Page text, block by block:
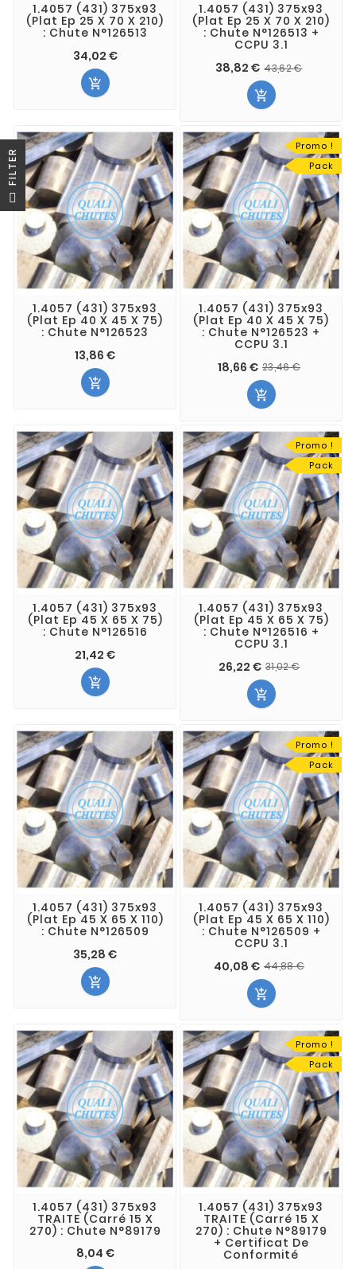
1.4057 (431) 375x93
(Plat Ep 25 X 70 X 210)
: Chute N°126513
34,02 €

1.4057 (431) 375x93
(Plat Ep 25 X 70 X 210)
: Chute N°126513 +
CCPU 3.1
38,82 € 43,62 €

1.4057 (431) 375x93
(Plat Ep 40 X 45 X 75)
: Chute N°126523
13,86 €

Promo !
Pack
1.4057 (431) 375x93
(Plat Ep 40 X 45 X 75)
: Chute N°126523 +
CCPU 3.1
18,66 € 23,46 €

1.4057 (431) 375x93
(Plat Ep 45 X 65 X 75)
: Chute N°126516
21,42 €

Promo !
Pack
1.4057 (431) 375x93
(Plat Ep 45 X 65 X 75)
: Chute N°126516 +
CCPU 3.1
26,22 € 31,02 €

1.4057 (431) 375x93
(Plat Ep 45 X 65 X 110)
: Chute N°126509
35,28 €

Promo !
Pack
1.4057 (431) 375x93
(Plat Ep 45 X 65 X 110)
: Chute N°126509 +
CCPU 3.1
40,08 € 44,88 €

1.4057 (431) 375x93
TRAITE (Carré 15 X
270) : Chute N°89179
8,04 €
Promo !
Pack
1.4057 (431) 375x93
TRAITE (Carré 15 X
270) : Chute N°89179
+ Certificat De
Conformité
R